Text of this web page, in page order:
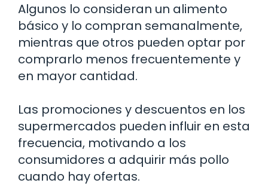
Algunos lo consideran un alimento
básico y lo compran semanalmente,
mientras que otros pueden optar por
comprarlo menos frecuentemente y
en mayor cantidad.
Las promociones y descuentos en los
supermercados pueden influir en esta
frecuencia, motivando a los
consumidores a adquirir más pollo
cuando hay ofertas.